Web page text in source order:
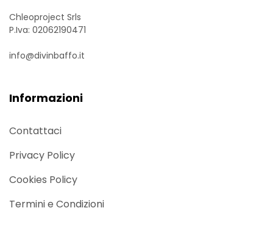
Chleoproject Srls
P.Iva: 02062190471
info@divinbaffo.it
Informazioni
Contattaci
Privacy Policy
Cookies Policy
Termini e Condizioni